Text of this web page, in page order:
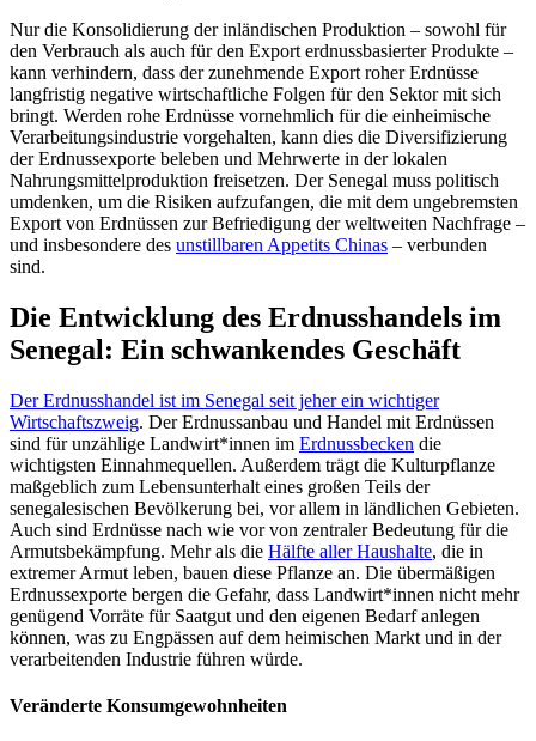
Nur die Konsolidierung der inländischen Produktion – sowohl für
den Verbrauch als auch für den Export erdnussbasierter Produkte –
kann verhindern, dass der zunehmende Export roher Erdnüsse
langfristig negative wirtschaftliche Folgen für den Sektor mit sich
bringt. Werden rohe Erdnüsse vornehmlich für die einheimische
Verarbeitungsindustrie vorgehalten, kann dies die Diversifizierung
der Erdnussexporte beleben und Mehrwerte in der lokalen
Nahrungsmittelproduktion freisetzen. Der Senegal muss politisch
umdenken, um die Risiken aufzufangen, die mit dem ungebremsten
Export von Erdnüssen zur Befriedigung der weltweiten Nachfrage –
und insbesondere des unstillbaren Appetits Chinas – verbunden
sind.
Die Entwicklung des Erdnusshandels im
Senegal: Ein schwankendes Geschäft
Der Erdnusshandel ist im Senegal seit jeher ein wichtiger
Wirtschaftszweig. Der Erdnussanbau und Handel mit Erdnüssen
sind für unzählige Landwirt*innen im Erdnussbecken die
wichtigsten Einnahmequellen. Außerdem trägt die Kulturpflanze
maßgeblich zum Lebensunterhalt eines großen Teils der
senegalesischen Bevölkerung bei, vor allem in ländlichen Gebieten.
Auch sind Erdnüsse nach wie vor von zentraler Bedeutung für die
Armutsbekämpfung. Mehr als die Hälfte aller Haushalte, die in
extremer Armut leben, bauen diese Pflanze an. Die übermäßigen
Erdnussexporte bergen die Gefahr, dass Landwirt*innen nicht mehr
genügend Vorräte für Saatgut und den eigenen Bedarf anlegen
können, was zu Engpässen auf dem heimischen Markt und in der
verarbeitenden Industrie führen würde.
Veränderte Konsumgewohnheiten